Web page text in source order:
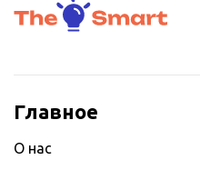
Главное
О нас